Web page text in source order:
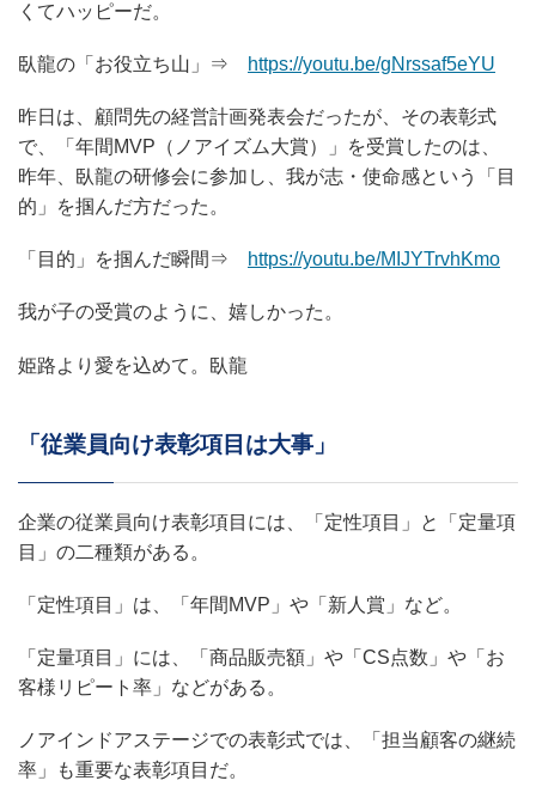
くてハッピーだ。
臥龍の「お役立ち山」⇒ https://youtu.be/gNrssaf5eYU
昨日は、顧問先の経営計画発表会だったが、その表彰式
で、「年間MVP（ノアイズム大賞）」を受賞したのは、
昨年、臥龍の研修会に参加し、我が志・使命感という「目
的」を掴んだ方だった。
「目的」を掴んだ瞬間⇒ https://youtu.be/MIJYTrvhKmo
我が子の受賞のように、嬉しかった。
姫路より愛を込めて。臥龍
「従業員向け表彰項目は大事」
企業の従業員向け表彰項目には、「定性項目」と「定量項
目」の二種類がある。
「定性項目」は、「年間MVP」や「新人賞」など。
「定量項目」には、「商品販売額」や「CS点数」や「お
客様リピート率」などがある。
ノアインドアステージでの表彰式では、「担当顧客の継続
率」も重要な表彰項目だ。